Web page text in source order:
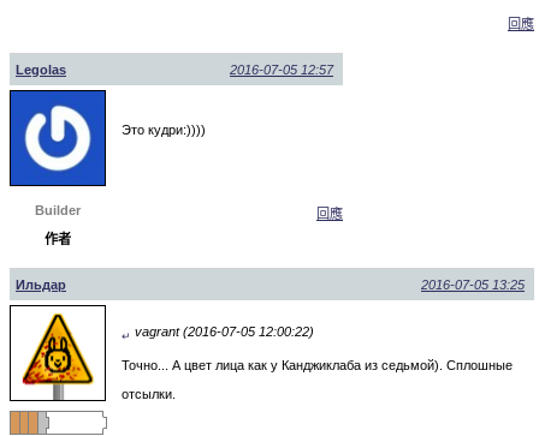
回應
Legolas 2016-07-05 12:57
Builder
作者
Это кудри:))))
回應
Ильдар 2016-07-05 13:25
↵ vagrant (2016-07-05 12:00:22)
Точно... А цвет лица как у Канджиклаба из седьмой). Сплошные
отсылки.